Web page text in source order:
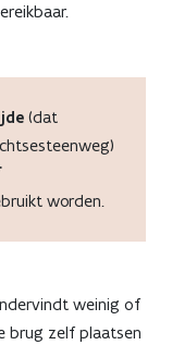
(dat
worden.
weinig of
brug zelf plaatsen